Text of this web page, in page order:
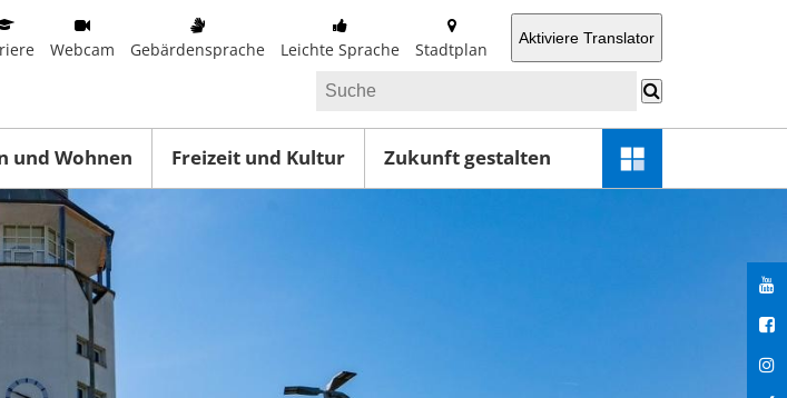
Webcam Gebärdensprache Leichte Sprache Stadtplan
Aktiviere Translator
und Wohnen Freizeit und Kultur Zukunft gestalten
Schnellzugriff-
Menü